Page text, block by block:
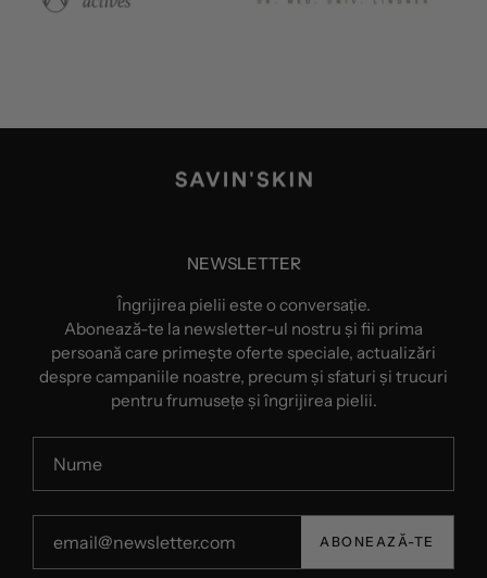
NEWSLETTER
Îngrijirea pielii este o conversație.
Abonează-te la newsletter-ul nostru și fii prima
persoană care primește oferte speciale, actualizări
despre campaniile noastre, precum și sfaturi și trucuri
pentru frumusețe și îngrijirea pielii.
ABONEAZĂ-TE